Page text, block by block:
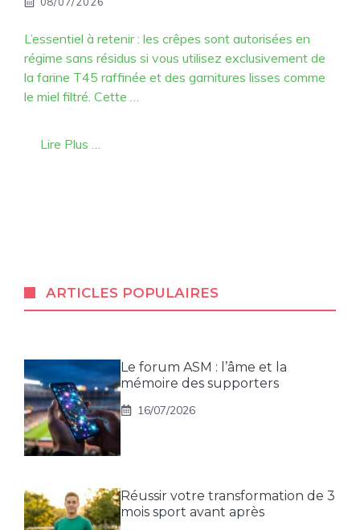
L’essentiel à retenir : les crêpes sont autorisées en
régime sans résidus si vous utilisez exclusivement de
la farine T45 raffinée et des garnitures lisses comme
le miel filtré. Cette …
Lire Plus …
ARTICLES POPULAIRES
Le forum ASM : l’âme et la
mémoire des supporters
16/07/2026
Réussir votre transformation de 3
mois sport avant après